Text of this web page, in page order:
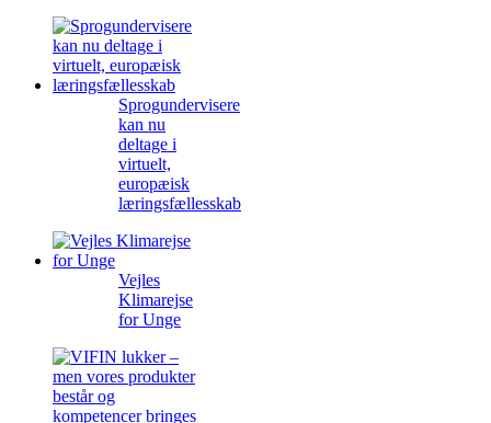
Sprogundervisere
kan nu
deltage i
virtuelt,
europæisk
læringsfællesskab
Vejles
Klimarejse
for Unge